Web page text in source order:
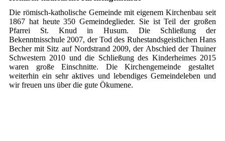
Die römisch-katholische Gemeinde mit eigenem Kirchenbau seit
1867 hat heute 350 Gemeindeglieder. Sie ist Teil der großen
Pfarrei St. Knud in Husum. Die Schließung der
Bekenntnisschule 2007, der Tod des Ruhestandsgeistlichen Hans
Becher mit Sitz auf Nordstrand 2009, der Abschied der Thuiner
Schwestern 2010 und die Schließung des Kinderheimes 2015
waren große Einschnitte. Die Kirchengemeinde gestaltet
weiterhin ein sehr aktives und lebendiges Gemeindeleben und
wir freuen uns über die gute Ökumene.